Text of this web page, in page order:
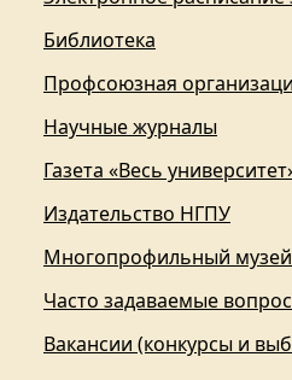
Библиотека
Профсоюзная
Научные журналы
Газета «Весь
Издательство НГПУ
Многопрофильный
Часто задаваемые
Вакансии (конкурсы и